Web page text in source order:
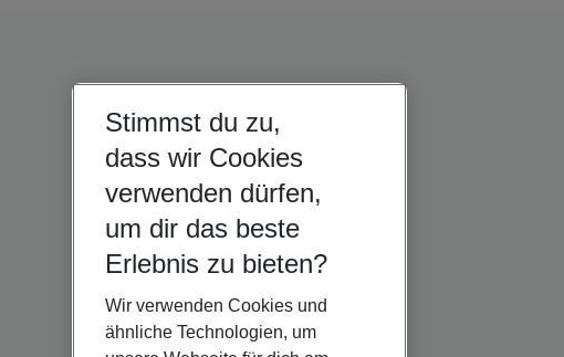
Stimmst du zu,
dass wir Cookies
verwenden dürfen,
um dir das beste
Erlebnis zu bieten?
Wir verwenden Cookies und
ähnliche Technologien, um